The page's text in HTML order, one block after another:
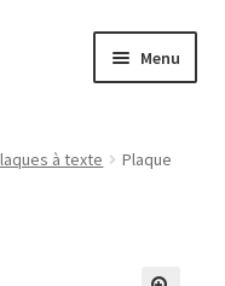
Menu
à texte
Plaque